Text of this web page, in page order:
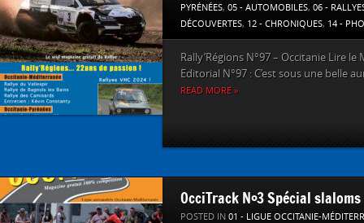
PYRÉNÉES, 05 - AUTOMOBILES, 06 -
DÉCOUVERTES, 12 - CHRONIQUES, 14 -
Rally’Régions N°97 – Occitanie Lire
Editorial N°97 : C’est sous une belle
READ MORE »
OcciTrack N°3 Spécial
POSTED IN 01 - LIGUE OCCITANIE-